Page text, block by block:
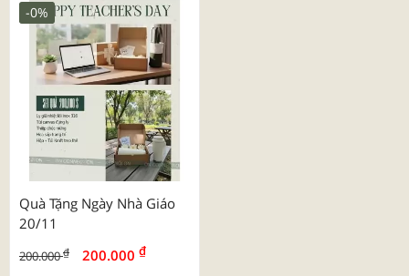
Quà Tặng Ngày Nhà Giáo
20/11
200.000₫ 200.000 ₫
-0%